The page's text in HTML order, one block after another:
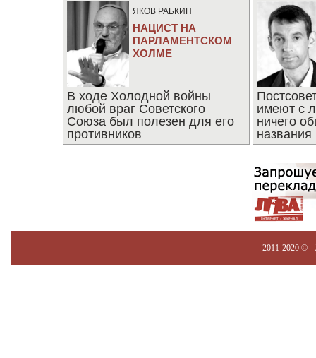
ЯКОВ РАБКИН
НАЦИСТ НА
ПАРЛАМЕНТСКОМ
ХОЛМЕ
В ходе Холодной войны
любой враг Советского
Союза был полезен для его
противников
имеют с
ничего
названия
2011-2020 © -